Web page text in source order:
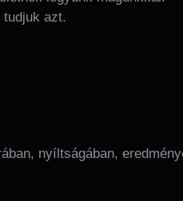
tudjuk azt.
nyíltságában,